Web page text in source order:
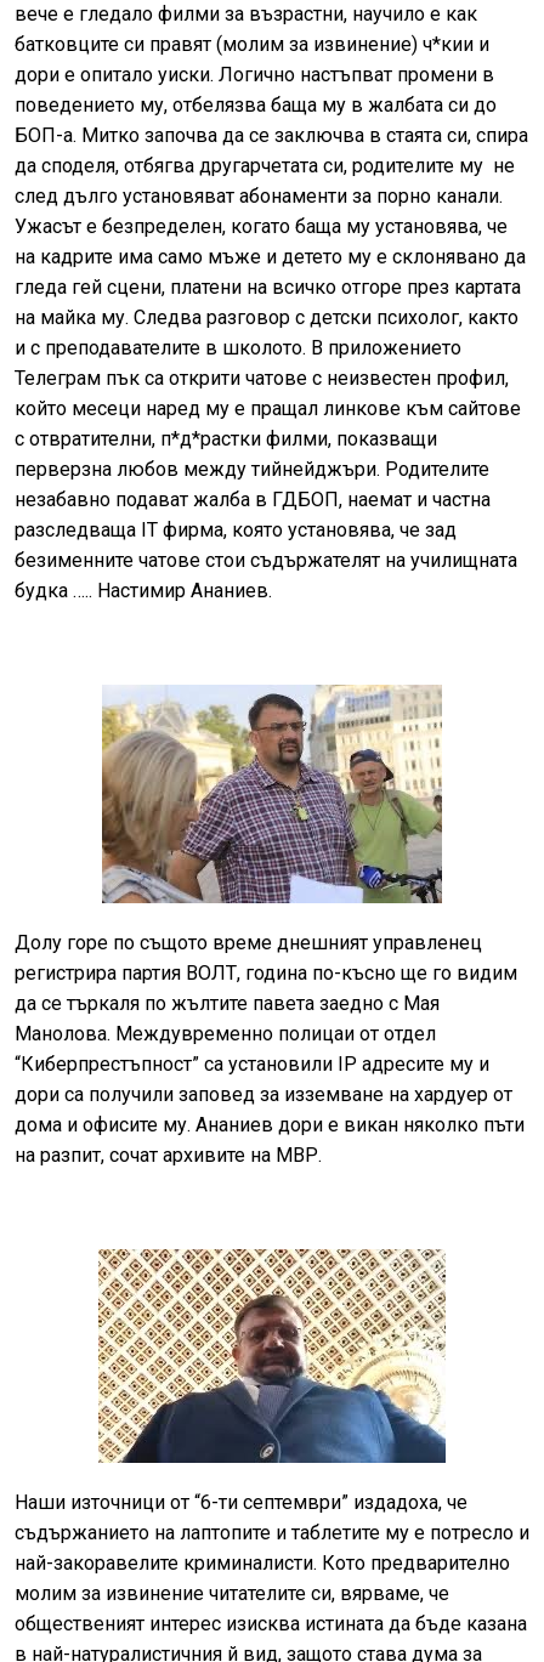
вече е гледало филми за възрастни, научило е как
батковците си правят (молим за извинение) ч*кии и
дори е опитало уиски. Логично настъпват промени в
поведението му, отбелязва баща му в жалбата си до
БОП-а. Митко започва да се заключва в стаята си, спира
да споделя, отбягва другарчетата си, родителите му не
след дълго установяват абонаменти за порно канали.
Ужасът е безпределен, когато баща му установява, че
на кадрите има само мъже и детето му е склонявано да
гледа гей сцени, платени на всичко отгоре през картата
на майка му. Следва разговор с детски психолог, както
и с преподавателите в школото. В приложението
Телеграм пък са открити чатове с неизвестен профил,
който месеци наред му е пращал линкове към сайтове
с отвратителни, п*д*растки филми, показващи
перверзна любов между тийнейджъри. Родителите
незабавно подават жалба в ГДБОП, наемат и частна
разследваща IT фирма, която установява, че зад
безименните чатове стои съдържателят на училищната
будка ….. Настимир Ананиев.
Долу горе по същото време днешният управленец
регистрира партия ВОЛТ, година по-късно ще го видим
да се търкаля по жълтите павета заедно с Мая
Манолова. Междувременно полицаи от отдел
“Киберпрестъпност” са установили IP адресите му и
дори са получили заповед за изземване на хардуер от
дома и офисите му. Ананиев дори е викан няколко пъти
на разпит, сочат архивите на МВР.
Наши източници от “6-ти септември” издадоха, че
съдържанието на лаптопите и таблетите му е потресло и
най-закоравелите криминалисти. Кото предварително
молим за извинение читателите си, вярваме, че
общественият интерес изисква истината да бъде казана
в най-натуралистичния й вид, защото става дума за